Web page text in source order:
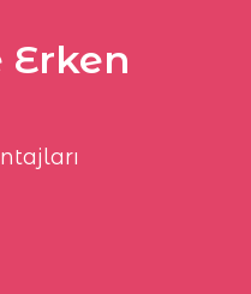
Erken